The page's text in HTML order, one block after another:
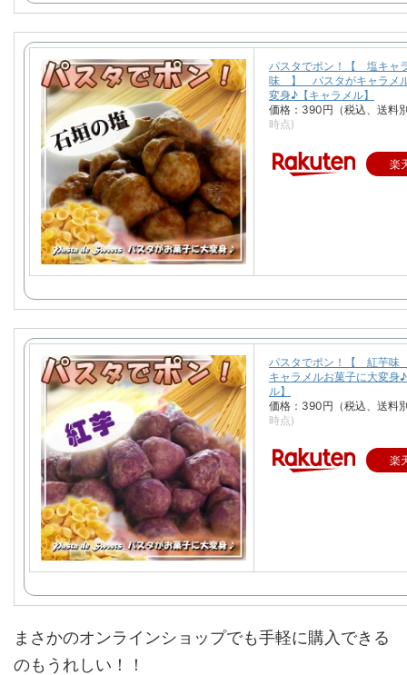
パスタでポン！【 塩キャ
味 】 パスタがキャラメ
変身♪【キャラメル】
価格：390円（税込、送料
時点)
楽
パスタでポン！【 紅芋味
キャラメルお菓子に大変身
ル】
価格：390円（税込、送料
時点)
楽
まさかのオンラインショップでも手軽に購入できる
のもうれしい！！